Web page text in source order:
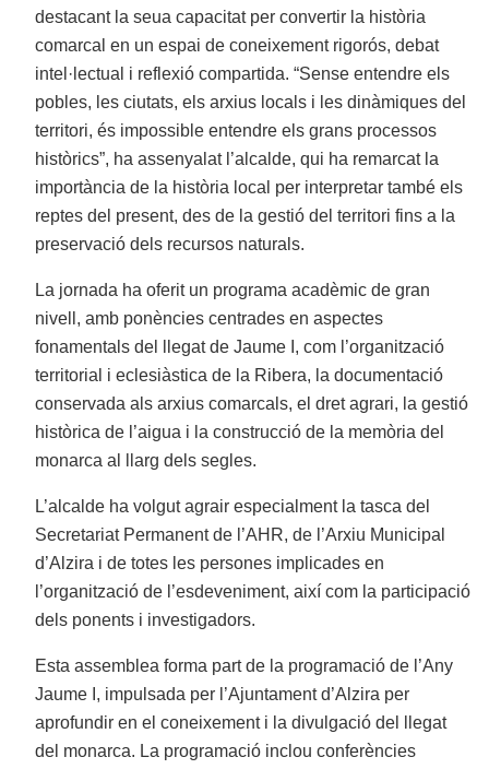
destacant la seua capacitat per convertir la història
comarcal en un espai de coneixement rigorós, debat
intel·lectual i reflexió compartida. “Sense entendre els
pobles, les ciutats, els arxius locals i les dinàmiques del
territori, és impossible entendre els grans processos
històrics”, ha assenyalat l’alcalde, qui ha remarcat la
importància de la història local per interpretar també els
reptes del present, des de la gestió del territori fins a la
preservació dels recursos naturals.
La jornada ha oferit un programa acadèmic de gran
nivell, amb ponències centrades en aspectes
fonamentals del llegat de Jaume I, com l’organització
territorial i eclesiàstica de la Ribera, la documentació
conservada als arxius comarcals, el dret agrari, la gestió
històrica de l’aigua i la construcció de la memòria del
monarca al llarg dels segles.
L’alcalde ha volgut agrair especialment la tasca del
Secretariat Permanent de l’AHR, de l’Arxiu Municipal
d’Alzira i de totes les persones implicades en
l’organització de l’esdeveniment, així com la participació
dels ponents i investigadors.
Esta assemblea forma part de la programació de l’Any
Jaume I, impulsada per l’Ajuntament d’Alzira per
aprofundir en el coneixement i la divulgació del llegat
del monarca. La programació inclou conferències